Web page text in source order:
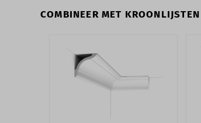
COMBINEER MET KROONLIJSTEN